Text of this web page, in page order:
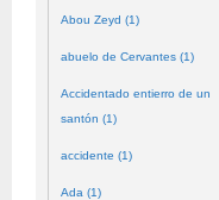
Abou Zeyd (1)
abuelo de Cervantes (1)
Accidentado entierro de un
santón (1)
accidente (1)
Ada (1)